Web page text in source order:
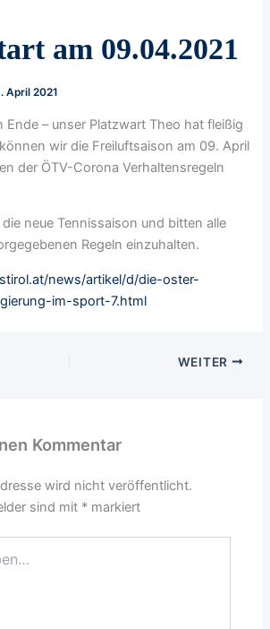
am 09.04.2021
April 2021
Ende – unser Platzwart Theo hat fleißig
wir die Freiluftsaison am 09. April
der ÖTV-Corona Verhaltensregeln
neue Tennissaison und bitten alle
Regeln einzuhalten.
news/artikel/d/die-oster-
im-sport-7.html
WEITER
Kommentar
wird nicht veröffentlicht.
sind mit * markiert